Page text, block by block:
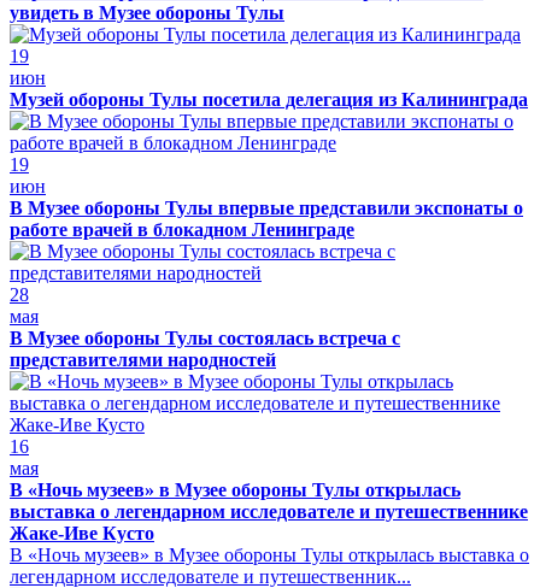
увидеть в Музее обороны Тулы
19
июн
Музей обороны Тулы посетила делегация из Калининграда
19
июн
В Музее обороны Тулы впервые представили экспонаты о
работе врачей в блокадном Ленинграде
28
мая
В Музее обороны Тулы состоялась встреча с
представителями народностей
16
мая
В «Ночь музеев» в Музее обороны Тулы открылась
выставка о легендарном исследователе и путешественнике
Жаке-Иве Кусто
В «Ночь музеев» в Музее обороны Тулы открылась выставка о
легендарном исследователе и путешественник...